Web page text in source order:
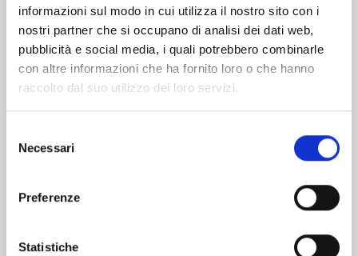
informazioni sul modo in cui utilizza il nostro sito con i
nostri partner che si occupano di analisi dei dati web,
pubblicità e social media, i quali potrebbero combinarle
con altre informazioni che ha fornito loro o che hanno
raccolto dal suo utilizzo dei loro servizi.
delNecessari
Preferenze
Statistiche